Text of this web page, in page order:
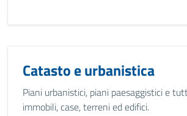
Catasto e urbanistica
Piani urbanistici, piani paesaggistici e
immobili, case, terreni ed edifici.